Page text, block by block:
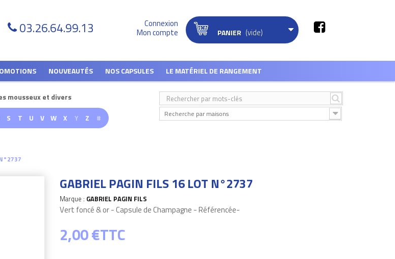
03.26.64.99.13 Connexion
Mon compte PANIER (vide)
NOUVEAUTÉS NOS CAPSULES LE MATÉRIEL DE RANGEMENT
mousseux et divers
S T U V W X Y Z # Recherche par maisons
GABRIEL PAGIN FILS 16 LOT N°2737
Marque : GABRIEL PAGIN FILS
Vert foncé & or - Capsule de Champagne - Référencée-
2,00 €TTC